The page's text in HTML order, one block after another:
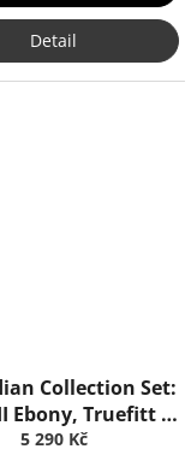
Detail
Collection Set:
Ebony, Truefitt &
Hill
5 290 Kč